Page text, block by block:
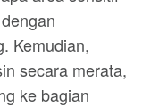
Kemudian,
secara merata,
ke bagian